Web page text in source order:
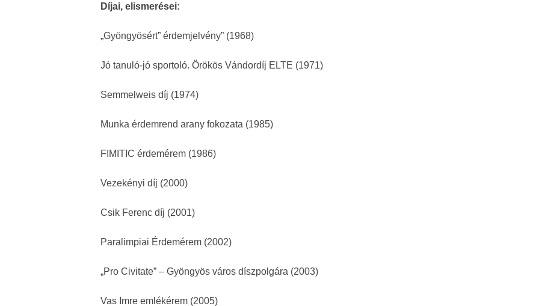
Díjai, elismerései:
„Gyöngyösért” érdemjelvény” (1968)
Jó tanuló-jó sportoló. Örökös Vándordíj ELTE (1971)
Semmelweis díj (1974)
Munka érdemrend arany fokozata (1985)
FIMITIC érdemérem (1986)
Vezekényi díj (2000)
Csik Ferenc díj (2001)
Paralimpiai Érdemérem (2002)
„Pro Civitate” – Gyöngyös város díszpolgára (2003)
Vas Imre emlékérem (2005)